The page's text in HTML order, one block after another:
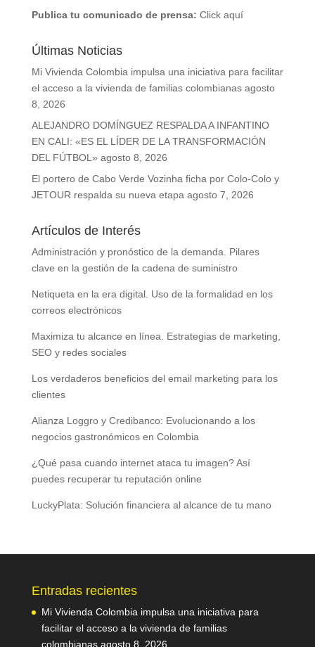
Publica tu comunicado de prensa: Click aquí
Últimas Noticias
Mi Vivienda Colombia impulsa una iniciativa para facilitar
el acceso a la vivienda de familias colombianas agosto
8, 2026
ALEJANDRO DOMÍNGUEZ RESPALDA A INFANTINO
EN CALI: «ES EL LÍDER DE LA TRANSFORMACIÓN
DEL FÚTBOL» agosto 8, 2026
El portero de Cabo Verde Vozinha ficha por Colo-Colo y
JETOUR respalda su nueva etapa agosto 7, 2026
Artículos de Interés
Administración y pronóstico de la demanda. Pilares
clave en la gestión de la cadena de suministro
Netiqueta en la era digital. Uso de la formalidad en los
correos electrónicos
Maximiza tu alcance en línea. Estrategias de marketing,
SEO y redes sociales
Los verdaderos beneficios del email marketing para los
clientes
Alianza Loggro y Credibanco: Evolucionando a los
negocios gastronómicos en Colombia
¿Qué pasa cuando internet ataca tu imagen? Así
puedes recuperar tu reputación online
LuckyPlata: Solución financiera al alcance de tu mano
Entradas recientes
Mi Vivienda Colombia impulsa una iniciativa para
facilitar el acceso a la vivienda de familias
colombianas agosto 8, 2026